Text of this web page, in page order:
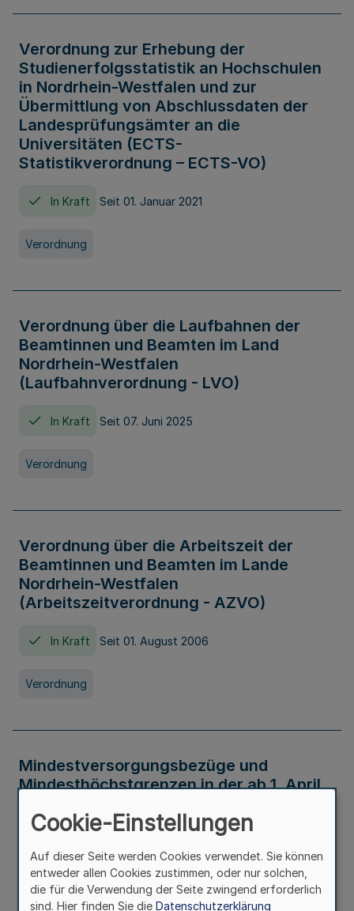
Verordnung zur Erhebung der
Studienerfolgsstatistik an Hochschulen
in Nordrhein-Westfalen und zur
Übermittlung von Abschlussdaten der
Landesprüfungsämter an die
Universitäten (ECTS-
Statistikverordnung – ECTS-VO)
In Kraft Seit 01. Januar 2021
Verordnung
Verordnung über die Laufbahnen der
Beamtinnen und Beamten im Land
Nordrhein-Westfalen
(Laufbahnverordnung - LVO)
In Kraft Seit 07. Juni 2025
Verordnung
Verordnung über die Arbeitszeit der
Beamtinnen und Beamten im Lande
Nordrhein-Westfalen
(Arbeitszeitverordnung - AZVO)
In Kraft Seit 01. August 2006
Verordnung
Mindestversorgungsbezüge und
Mindesthöchstgrenzen in der ab 1. April
Verwaltungsvorschrift
Cookie-Einstellungen
Auf dieser Seite werden Cookies verwendet. Sie können
entweder allen Cookies zustimmen, oder nur solchen,
die für die Verwendung der Seite zwingend erforderlich
sind. Hier finden Sie die Datenschutzerklärung